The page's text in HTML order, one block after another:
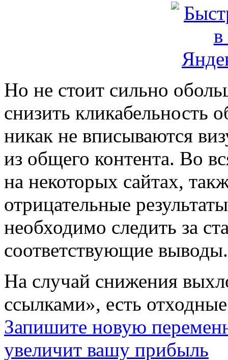
Но не стоит сильно
снизить кликабельность
никак не вписываются
из общего контента. Во
на некоторых сайтах,
отрицательные
необходимо следить за
соответствующие выводы.
На случай снижения
ссылками», есть
Запишите новую
увеличит вашу прибыль